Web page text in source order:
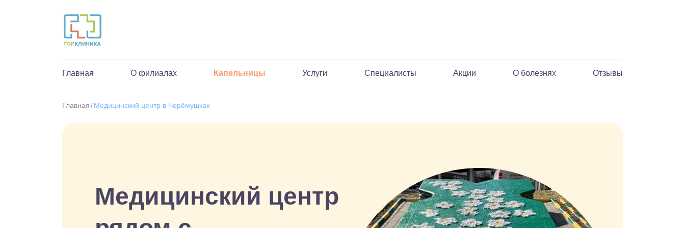
Главная О филиалах Капельницы Услуги Специалисты Акции О болезнях Отзывы
Главная Медицинский центр в Черёмушках
Медицинский центр